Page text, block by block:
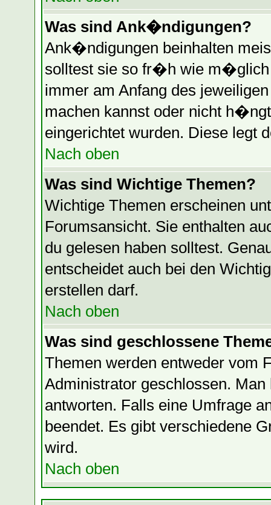
Was sind Ank�ndigungen?
Ank�ndigungen beinhalten
solltest sie so fr�h wie
immer am Anfang des
machen kannst oder nicht
eingerichtet wurden. Diese legt
Nach oben
Was sind Wichtige Themen?
Wichtige Themen erscheinen
Forumsansicht. Sie enthalten
du gelesen haben solltest.
entscheidet auch bei den
erstellen darf.
Nach oben
Was sind geschlossene
Themen werden entweder vom
Administrator geschlossen.
antworten. Falls eine Umfrage
beendet. Es gibt verschiedene
wird.
Nach oben